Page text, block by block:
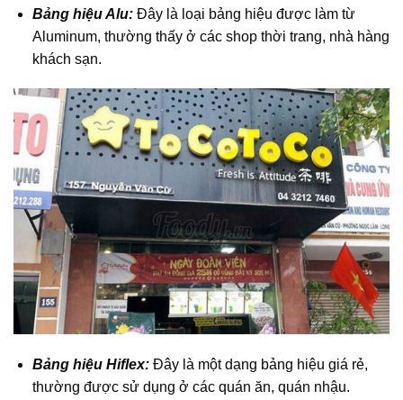
Bảng hiệu Alu: Đây là loại bảng hiệu được làm từ
Aluminum, thường thấy ở các shop thời trang, nhà hàng
khách sạn.
Bảng hiệu Hiflex: Đây là một dạng bảng hiệu giá rẻ,
thường được sử dụng ở các quán ăn, quán nhậu.